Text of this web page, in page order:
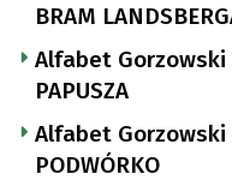
BRAM
Alfabet Gorzowski
PAPUSZA
Alfabet Gorzowski
PODWÓRKO